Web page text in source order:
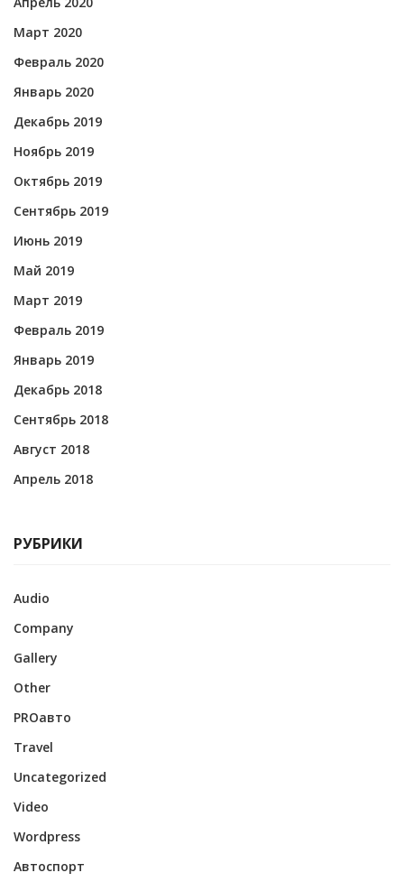
Март 2020
Февраль 2020
Январь 2020
Декабрь 2019
Ноябрь 2019
Октябрь 2019
Сентябрь 2019
Июнь 2019
Май 2019
Март 2019
Февраль 2019
Январь 2019
Декабрь 2018
Сентябрь 2018
Август 2018
Апрель 2018
РУБРИКИ
Audio
Company
Gallery
Other
PROавто
Travel
Uncategorized
Video
Wordpress
Автоспорт